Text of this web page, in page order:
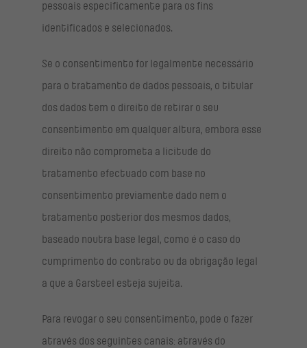
pessoais especificamente para os fins
identificados e selecionados.
Se o consentimento for legalmente necessário
para o tratamento de dados pessoais, o titular
dos dados tem o direito de retirar o seu
consentimento em qualquer altura, embora esse
direito não comprometa a licitude do
tratamento efectuado com base no
consentimento previamente dado nem o
tratamento posterior dos mesmos dados,
baseado noutra base legal, como é o caso do
cumprimento do contrato ou da obrigação legal
a que a Garsteel esteja sujeita.
Para revogar o seu consentimento, pode o fazer
através dos seguintes canais: através do